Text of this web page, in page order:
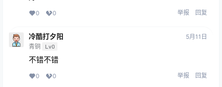
0 0 举报 回复
冷酷打夕阳
青铜 Lv0
5月11日
不错不错
0 0 举报 回复